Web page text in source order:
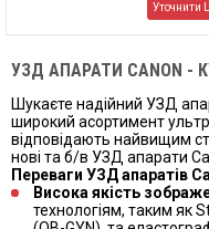
Уточнити
УЗД АПАРАТИ CANON -
Шукаєте надійний УЗД
широкий асортимент
відповідають найвищим
нові та б/в УЗД апарати
Переваги УЗД апаратів
Висока якість
технологіям, таким як